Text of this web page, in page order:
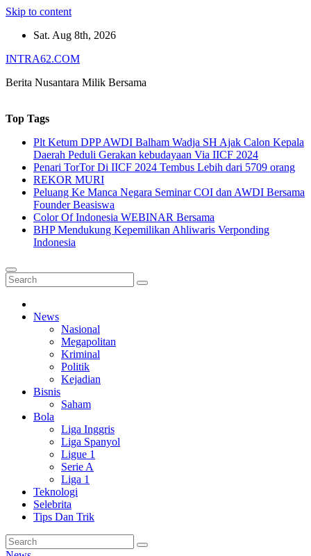
Skip to content
Sat. Aug 8th, 2026
INTRA62.COM
Berita Nusantara Milik Bersama
Top Tags
Plt Ketum DPP AWDI Balham Wadja SH Ajak Calon Kepala
Daerah Peduli Gerakan kebudayaan Via IICF 2024
Penari TorTor Di IICF 2024 Tembus Lebih dari 5709 orang
REKOR MURI
Peluang Ke Manca Negara Seminar COI dan AWDI Bersama
Founder Beasiswa
Color Of Indonesia WEBINAR Bersama
BHP Mendukung Kepemilikan Ahliwaris Verponding
Indonesia
News
Nasional
Megapolitan
Kriminal
Politik
Kejadian
Bisnis
Saham
Bola
Liga Inggris
Liga Spanyol
Ligue 1
Serie A
Liga 1
Teknologi
Selebrita
Tips Dan Trik